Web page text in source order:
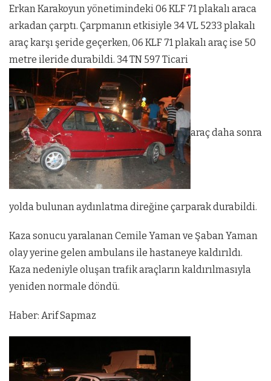
Erkan Karakoyun yönetimindeki 06 KLF 71 plakalı araca
arkadan çarptı. Çarpmanın etkisiyle 34 VL 5233 plakalı
araç karşı şeride geçerken, 06 KLF 71 plakalı araç ise 50
metre ileride durabildi. 34 TN 597 Ticari
araç daha sonra
yolda bulunan aydınlatma direğine çarparak durabildi.
Kaza sonucu yaralanan Cemile Yaman ve Şaban Yaman
olay yerine gelen ambulans ile hastaneye kaldırıldı.
Kaza nedeniyle oluşan trafik araçların kaldırılmasıyla
yeniden normale döndü.
Haber: Arif Sapmaz